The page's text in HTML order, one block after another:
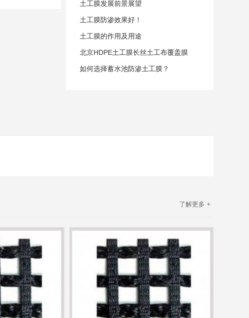
土工膜发展前景展望
土工膜防渗效果好！
土工膜的作用及用途
北京HDPE土工膜长丝土工布覆盖膜
如何选择蓄水池防渗土工膜？
了解更多 +